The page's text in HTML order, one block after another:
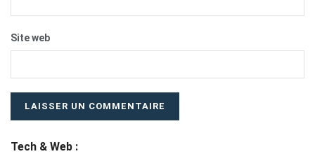
Site web
Tech & Web :